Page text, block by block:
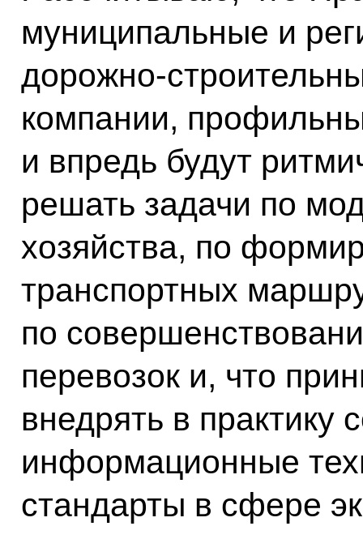
муниципальные и
дорожно-
компании,
и впредь будут
решать задачи по
хозяйства, по
транспортных
по
перевозок и, что
внедрять в практику
информационные
стандарты в сфере